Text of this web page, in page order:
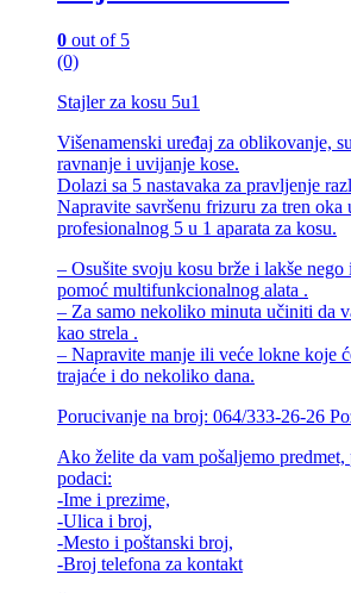
na
stranici
proizvoda.
0 out of 5
(0)
Stajler za kosu 5u1
Višenamenski uređaj za oblikovanje,
ravnanje i uvijanje kose.
Dolazi sa 5 nastavaka za pravljenje
Napravite savršenu frizuru za tren oka
profesionalnog 5 u 1 aparata za kosu.
– Osušite svoju kosu brže i lakše nego
pomoć multifunkcionalnog alata .
– Za samo nekoliko minuta učiniti da
kao strela .
– Napravite manje ili veće lokne koje
trajaće i do nekoliko dana.
Porucivanje na broj: 064/333-26-26
Ako želite da vam pošaljemo predmet,
podaci:
-Ime i prezime,
-Ulica i broj,
-Mesto i poštanski broj,
-Broj telefona za kontakt